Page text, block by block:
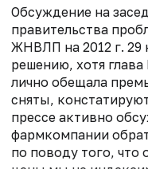
Обсуждение на
правительства
ЖНВЛП на 2012 г. 29
решению, хотя
лично обещала
сняты,
прессе активно
фармкомпании
по поводу того,